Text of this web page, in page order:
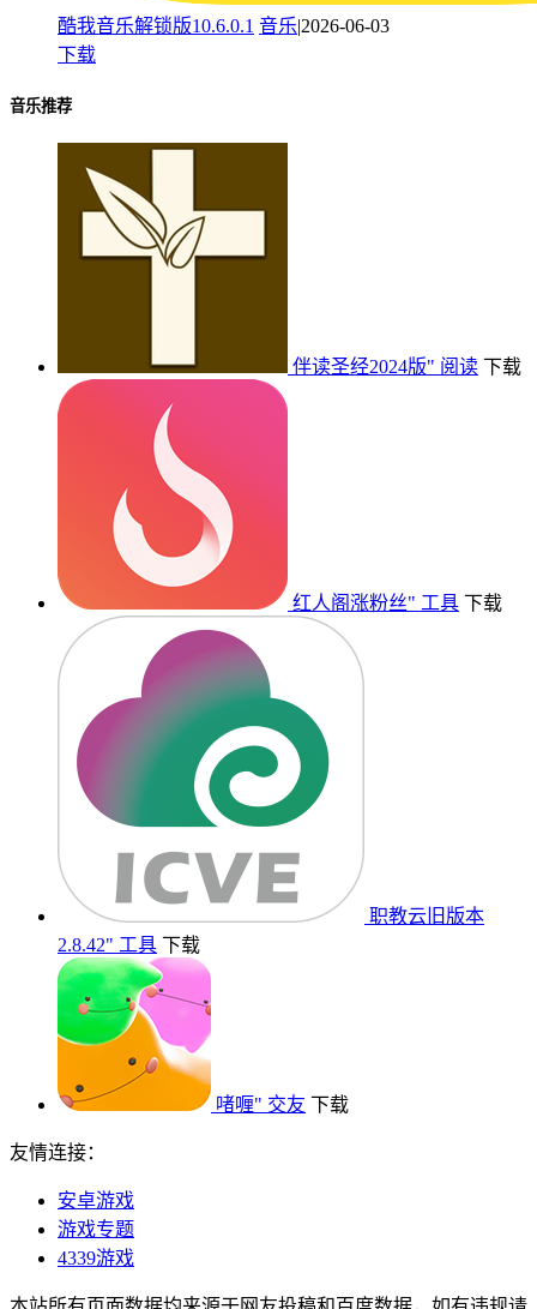
酷我音乐解锁版10.6.0.1 音乐|2026-06-03
下载
音乐推荐
伴读圣经2024版" 阅读 下载
红人阁涨粉丝" 工具 下载
职教云旧版本
2.8.42" 工具 下载
啫喱" 交友 下载
友情连接：
安卓游戏
游戏专题
4339游戏